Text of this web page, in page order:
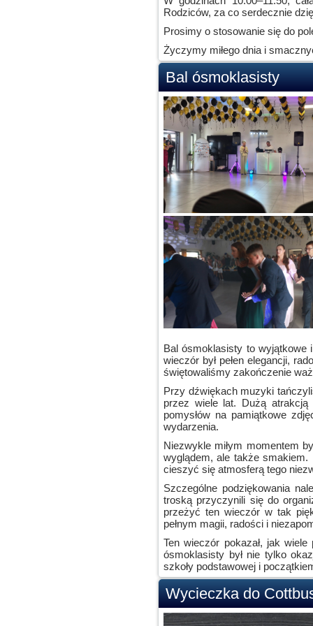
Rodziców, za co serdecznie
Prosimy o stosowanie się do
Życzymy miłego dnia i
Bal ósmoklasisty
Bal ósmoklasisty to wyjątkowe
wieczór był pełen elegancji,
świętowaliśmy zakończenie
Przy dźwiękach muzyki
przez wiele lat. Dużą atrakcją
pomysłów na pamiątkowe
wydarzenia.
Niezwykle miłym momentem
wyglądem, ale także
cieszyć się atmosferą tego
Szczególne podziękowania
troską przyczynili się do
przeżyć ten wieczór w tak
pełnym magii, radości i
Ten wieczór pokazał, jak
ósmoklasisty był nie tylko
szkoły podstawowej i
Wycieczka do